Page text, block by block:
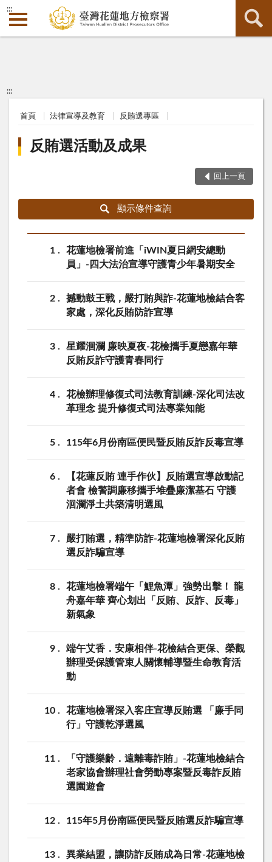
:::
:::
首頁 法律宣導及教育 反賄選專區
反賄選活動及成果
回上一頁
顯示條件查詢
1
花蓮地檢署前進「iWIN夏日網安總動
員」-四大法治宣導守護青少年暑期安全
2
撼動鼓王戰，嚴打賄與詐-花蓮地檢結合客
家處，深化反賄防詐宣導
3
星耀洄瀾 廉映夏夜-花檢攜手夏戀嘉年華
反賄反詐守護青春同行
4
花檢辦理修復式司法教育訓練-深化司法改
革理念 提升修復式司法專業知能
5 115年6月份南區便民暨反賄反詐反毒宣導
6
【花蓮反賄 連手作伙】反賄選宣導啟動記
者會 檢警調廉移攜手堆疊廉潔基石 守護
洄瀾淨土共築清明選風
7
嚴打賄選，精準防詐-花蓮地檢署深化反賄
選反詐騙宣導
8
花蓮地檢署端午「鯉魚潭」強勢出擊！ 龍
舟嘉年華 齊心划出「反賄、反詐、反毒」
新氣象
9
端午艾香．安康相伴-花檢結合更保、榮觀
辦理受保護管束人關懷輔導暨生命教育活
動
10
花蓮地檢署深入客庄宣導反賄選 「廉手同
行」守護乾淨選風
11
「守護樂齡．遠離毒詐賄」-花蓮地檢結合
老家協會辦理社會勞動專案暨反毒詐反賄
選園遊會
12 115年5月份南區便民暨反賄選反詐騙宣導
13
異業結盟，讓防詐反賄成為日常-花蓮地檢